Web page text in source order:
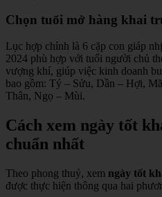
Chọn tuổi mở hàng khai
Lục hợp chính là 6 cặp con giáp
2024 phù hợp với tuổi người chủ
vượng khí, giúp việc kinh doanh
bao gồm: Tý – Sửu, Dần – Hợi,
Thân, Ngọ – Mùi.
Cách xem ngày tốt
chuẩn nhất
Theo phong thuỷ, xem ngày tốt
được thực hiện thông qua hai